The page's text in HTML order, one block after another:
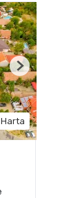
Harta
Next